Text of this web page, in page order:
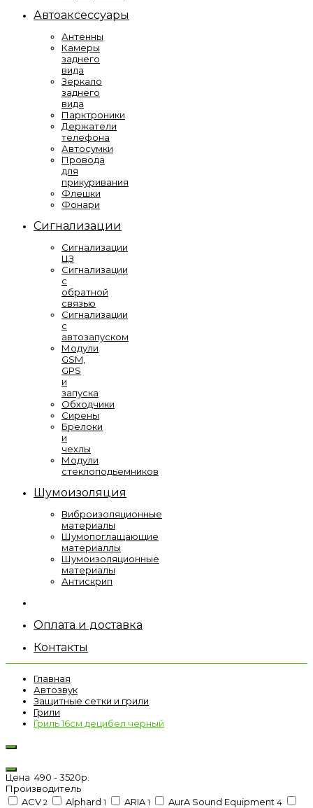
Автоаксессуары
Антенны
Камеры
заднего
вида
Зеркало
заднего
вида
Парктроники
Держатели
телефона
Автосумки
Провода
для
прикуривания
Флешки
Фонари
Сигнализации
Сигнализации
ЦЗ
Сигнализации
с
обратной
связью
Сигнализации
с
автозапуском
Модули
GSM,
GPS
и
запуска
Обходчики
Сирены
Брелоки
и
чехлы
Модули
стеклоподьемников
Шумоизоляция
Виброизоляционные
материалы
Шумопоглащающие
материаллы
Шумоизоляционные
материалы
Антискрип
Оплата и доставка
Контакты
Главная
Автозвук
Защитные сетки и грили
Грили
Гриль 16см децибел черный
Цена 490 -3520р.
Производитель
ACV 2 Alphard 1 ARIA 1 AurA Sound Equipment 4